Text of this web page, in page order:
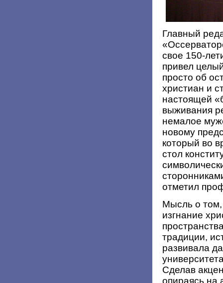
Главный
свое 150-
привел
просто об
христиан и
настоящей
выживания
немалое
новому
который во
стол
отметил
Мысль о том,
изгнание
традиции,
развивала
Сделав
опираясь на